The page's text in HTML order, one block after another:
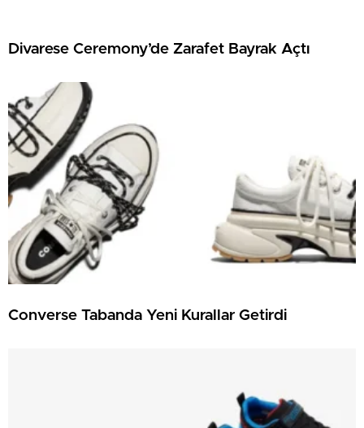
Divarese Ceremony’de Zarafet Bayrak Açtı
Converse Tabanda Yeni Kurallar Getirdi